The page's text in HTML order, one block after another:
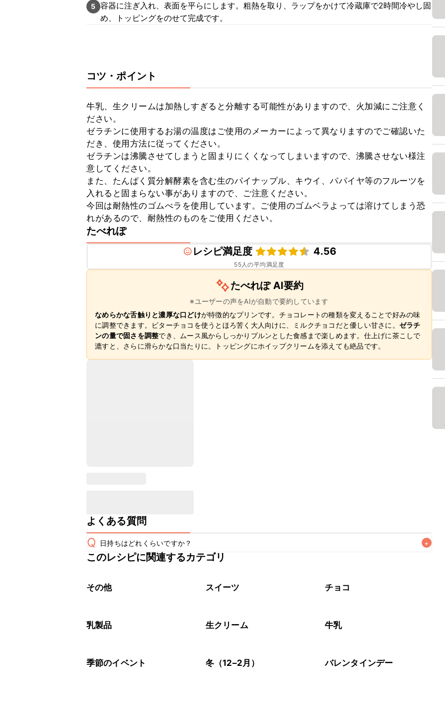
5 容器に注ぎ入れ、表面を平らにします。粗熱を取り、ラップをかけて冷蔵庫で2時間冷やし固
め、トッピングをのせて完成です。
コツ・ポイント
牛乳、生クリームは加熱しすぎると分離する可能性がありますので、火加減にご注意く
ださい。
ゼラチンに使用するお湯の温度はご使用のメーカーによって異なりますのでご確認いた
だき、使用方法に従ってください。
ゼラチンは沸騰させてしまうと固まりにくくなってしまいますので、沸騰させない様注
意してください。
また、たんぱく質分解酵素を含む生のパイナップル、キウイ、パパイヤ等のフルーツを
入れると固まらない事がありますので、ご注意ください。
今回は耐熱性のゴムべラを使用しています。ご使用のゴムベラよっては溶けてしまう恐
れがあるので、耐熱性のものをご使用ください。
たべれぽ
レシピ満足度
4.56
55人の平均満足度
たべれぽ AI要約
※ユーザーの声をAIが自動で要約しています
なめらかな舌触りと濃厚な口どけが特徴的なプリンです。チョコレートの種類を変えることで好みの味
に調整できます。ビターチョコを使うとほろ苦く大人向けに、ミルクチョコだと優しい甘さに。 ゼラチ
ンの量で固さを調整でき、ムース風からしっかりプルンとした食感まで楽しめます。仕上げに茶こしで
漉すと、さらに滑らかな口当たりに。トッピングにホイップクリームを添えても絶品です。
よくある質問
Q 日持ちはどれくらいですか？ +
保存期間は冷蔵で翌日中が目安です。なるべくお早めにお召し上がりください。
※日持ちは目安です。
このレシピに関連するカテゴリ
その他 スイーツ チョコ
乳製品 生クリーム 牛乳
季節のイベント 冬（12–2月） バレンタインデー